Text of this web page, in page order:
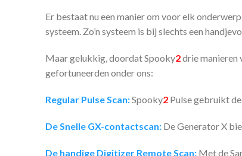
Er bestaat nu een manier om voor elk
systeem. Zo’n systeem is bij slechts een
Maar gelukkig, doordat Spooky2drie manieren
gefortuneerden onder ons:
Regular Pulse Scan:Spooky2 Pulse gebruikt
De Snelle GX-contactscan: De Generator X
De handige Digitizer Remote Scan: Met de